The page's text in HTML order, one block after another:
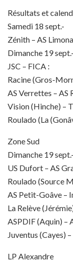
Résultats et
Samedi 18 sept.-
Zénith – AS
Dimanche 19 sept.-
JSC – FICA :
Racine (Gros-
AS Verrettes – AS
Vision (Hinche) –
Roulado (La
Zone Sud
Dimanche 19 sept.-
US Dufort – AS
Roulado (Source
AS Petit-Goâve –
La Relève
ASPDIF (Aquin) –
Juventus (Cayes)
LP Alexandre